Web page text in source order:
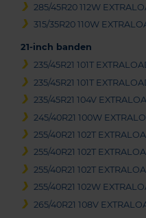
285/45R20 112W
315/35R20 110W
21-inch banden
235/45R21 101T
235/45R21 101T
235/45R21 104V
245/40R21 100W
255/40R21 102T
255/40R21 102T
255/40R21 102T
255/40R21 102W
265/40R21 108V